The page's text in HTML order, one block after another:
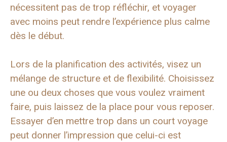
nécessitent pas de trop réfléchir, et voyager
avec moins peut rendre l’expérience plus calme
dès le début.
Lors de la planification des activités, visez un
mélange de structure et de flexibilité. Choisissez
une ou deux choses que vous voulez vraiment
faire, puis laissez de la place pour vous reposer.
Essayer d’en mettre trop dans un court voyage
peut donner l’impression que celui-ci est